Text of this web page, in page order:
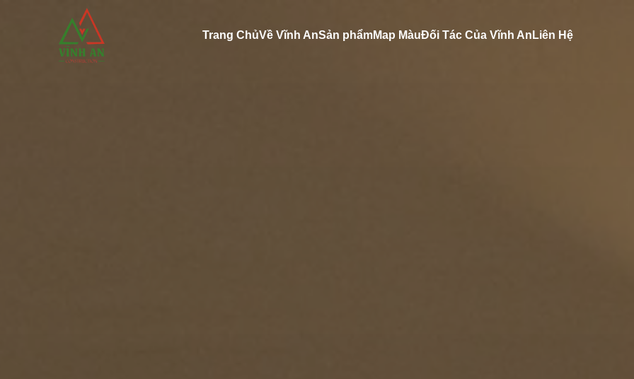
Trang ChủVề Vĩnh AnSản phẩmMap MàuĐối Tác Của Vĩnh An Liên Hệ